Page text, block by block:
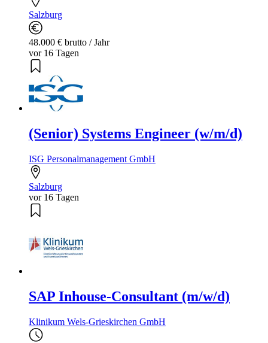
Salzburg
48.000 € brutto / Jahr
vor 16 Tagen
(Senior) Systems Engineer (w/m/d)
ISG Personalmanagement GmbH
Salzburg
vor 16 Tagen
SAP Inhouse-Consultant (m/w/d)
Klinikum Wels-Grieskirchen GmbH